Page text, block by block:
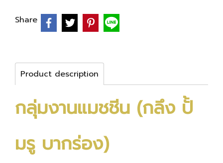
Share
Product description
กลุ่มงานแมชชีน (กลึง ปั้
มรู บากร่อง)